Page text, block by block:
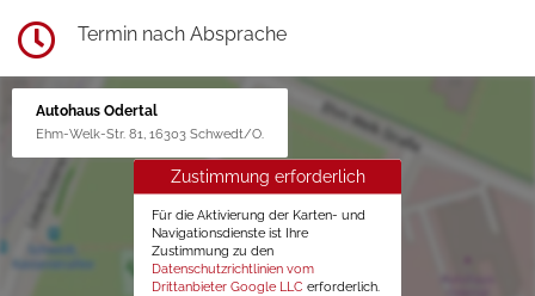
Termin nach Absprache
Autohaus Odertal
Ehm-Welk-Str. 81, 16303 Schwedt/O.
Zustimmung erforderlich
Für die Aktivierung der Karten- und
Navigationsdienste ist Ihre
Zustimmung zu den
Datenschutzrichtlinien vom
Drittanbieter Google LLC erforderlich.